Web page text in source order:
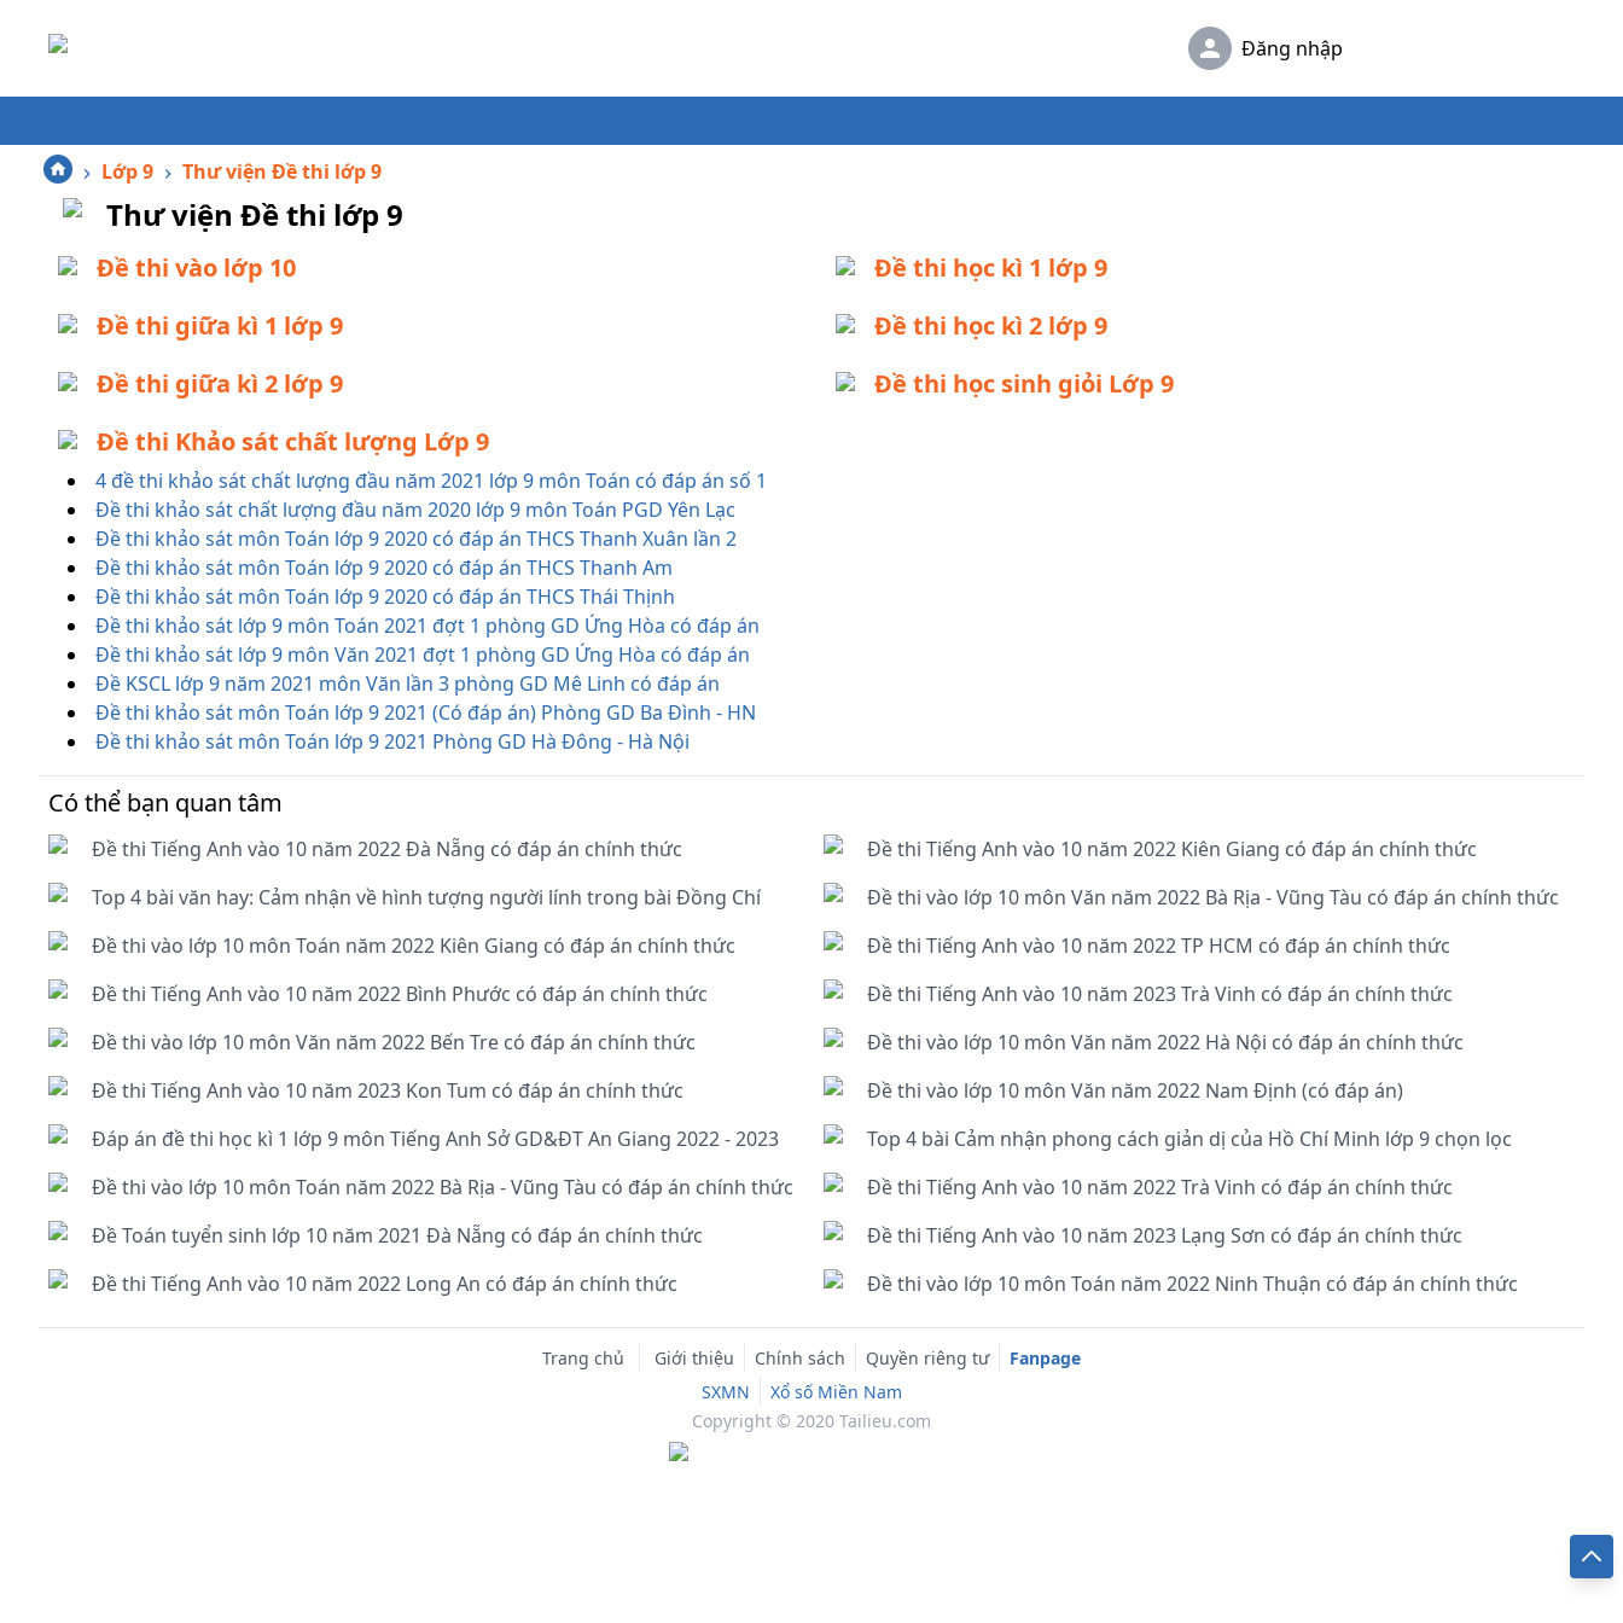
Đăng nhập
Lớp 9 Thư viện Đề thi lớp 9
Thư viện Đề thi lớp 9
Đề thi vào lớp 10
Đề thi học kì 1 lớp 9
Đề thi giữa kì 1 lớp 9
Đề thi học kì 2 lớp 9
Đề thi giữa kì 2 lớp 9
Đề thi học sinh giỏi Lớp 9
Đề thi Khảo sát chất lượng Lớp 9
4 đề thi khảo sát chất lượng đầu năm 2021 lớp 9 môn Toán có đáp án số 1
Đề thi khảo sát chất lượng đầu năm 2020 lớp 9 môn Toán PGD Yên Lạc
Đề thi khảo sát môn Toán lớp 9 2020 có đáp án THCS Thanh Xuân lần 2
Đề thi khảo sát môn Toán lớp 9 2020 có đáp án THCS Thanh Am
Đề thi khảo sát môn Toán lớp 9 2020 có đáp án THCS Thái Thịnh
Đề thi khảo sát lớp 9 môn Toán 2021 đợt 1 phòng GD Ứng Hòa có đáp án
Đề thi khảo sát lớp 9 môn Văn 2021 đợt 1 phòng GD Ứng Hòa có đáp án
Đề KSCL lớp 9 năm 2021 môn Văn lần 3 phòng GD Mê Linh có đáp án
Đề thi khảo sát môn Toán lớp 9 2021 (Có đáp án) Phòng GD Ba Đình - HN
Đề thi khảo sát môn Toán lớp 9 2021 Phòng GD Hà Đông - Hà Nội
Có thể bạn quan tâm
Đề thi Tiếng Anh vào 10 năm 2022 Đà Nẵng có đáp án chính thức
Đề thi Tiếng Anh vào 10 năm 2022 Kiên Giang có đáp án chính thức
Top 4 bài văn hay: Cảm nhận về hình tượng người lính trong bài Đồng Chí
Đề thi vào lớp 10 môn Văn năm 2022 Bà Rịa - Vũng Tàu có đáp án chính thức
Đề thi vào lớp 10 môn Toán năm 2022 Kiên Giang có đáp án chính thức
Đề thi Tiếng Anh vào 10 năm 2022 TP HCM có đáp án chính thức
Đề thi Tiếng Anh vào 10 năm 2022 Bình Phước có đáp án chính thức
Đề thi Tiếng Anh vào 10 năm 2023 Trà Vinh có đáp án chính thức
Đề thi vào lớp 10 môn Văn năm 2022 Bến Tre có đáp án chính thức
Đề thi vào lớp 10 môn Văn năm 2022 Hà Nội có đáp án chính thức
Đề thi Tiếng Anh vào 10 năm 2023 Kon Tum có đáp án chính thức
Đề thi vào lớp 10 môn Văn năm 2022 Nam Định (có đáp án)
Đáp án đề thi học kì 1 lớp 9 môn Tiếng Anh Sở GD&ĐT An Giang 2022 - 2023
Top 4 bài Cảm nhận phong cách giản dị của Hồ Chí Minh lớp 9 chọn lọc
Đề thi vào lớp 10 môn Toán năm 2022 Bà Rịa - Vũng Tàu có đáp án chính thức
Đề thi Tiếng Anh vào 10 năm 2022 Trà Vinh có đáp án chính thức
Đề Toán tuyển sinh lớp 10 năm 2021 Đà Nẵng có đáp án chính thức
Đề thi Tiếng Anh vào 10 năm 2023 Lạng Sơn có đáp án chính thức
Đề thi Tiếng Anh vào 10 năm 2022 Long An có đáp án chính thức
Đề thi vào lớp 10 môn Toán năm 2022 Ninh Thuận có đáp án chính thức
Trang chủ Giới thiệu Chính sách Quyền riêng tư
Fanpage
SXMN
Xổ số Miền Nam
Copyright © 2020 Tailieu.com